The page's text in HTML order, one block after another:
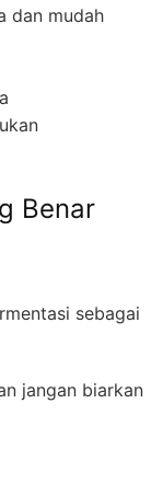
dan mudah
Benar
sebagai
jangan biarkan